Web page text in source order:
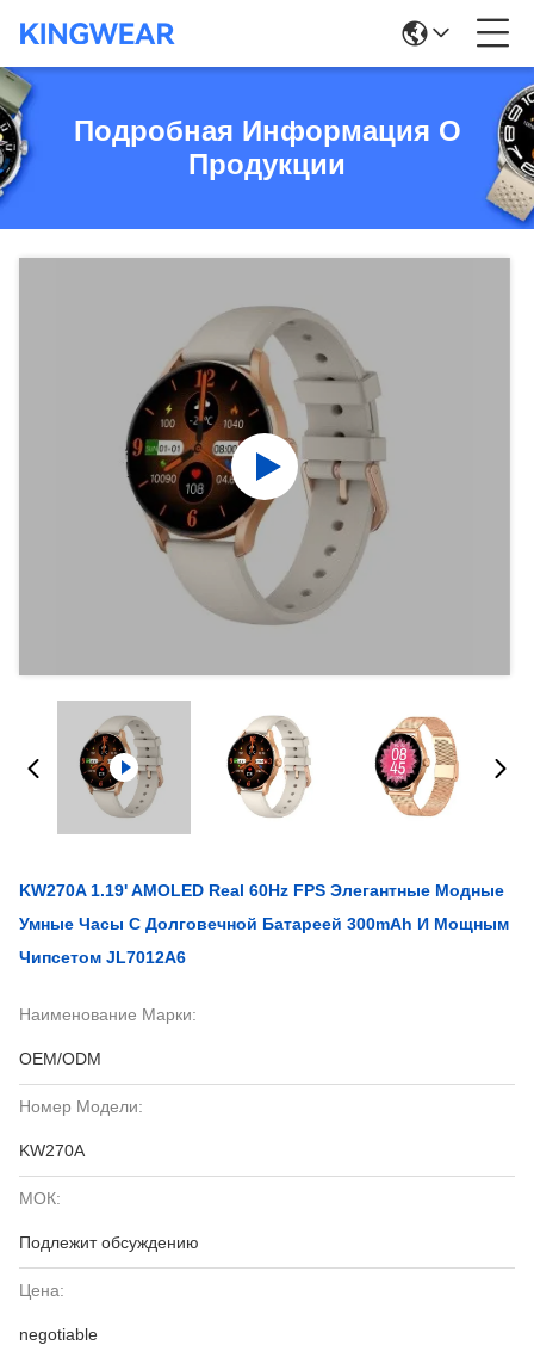
Подробная Информация О
Продукции
KW270A 1.19' AMOLED Real 60Hz FPS Элегантные Модные
Умные Часы С Долговечной Батареей 300mAh И Мощным
Чипсетом JL7012A6
Наименование Марки:
OEM/ODM
Номер Модели:
KW270A
МОК:
Подлежит обсуждению
Цена:
negotiable